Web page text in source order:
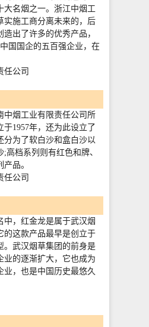
大名烟之一。浙江中烟工
实施工商分离未来的，后
出了许多的优秀产品，
国国企的五百强企业，在
任公司
中烟工业有限责任公司所
于1957年，还为此设立了
分为了软白沙和盒白沙以
;高档系列则有红色和牌、
品。
任公司
中，红金龙是属于武汉烟
的这款产品最早是创立于
。武汉烟草集团的前身是
业的逐渐扩大，它也成为
业，也是中国历史最悠久